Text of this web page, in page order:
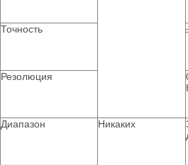
Точность
Резолюция
Диапазон Никаких